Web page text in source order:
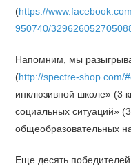
(https://
950740/
Напомним, мы
(http://spectre-shop.com/
инклюзивной школе» (3
социальных ситуаций»
общеобразовательных
Еще десять